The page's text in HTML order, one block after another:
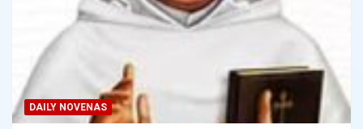
DAILY NOVENAS